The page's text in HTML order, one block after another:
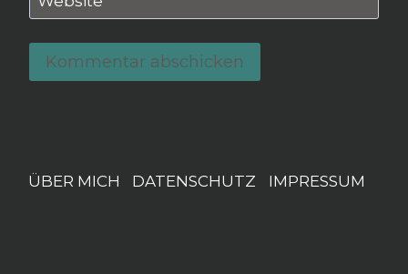
ÜBER MICH DATENSCHUTZ IMPRESSUM